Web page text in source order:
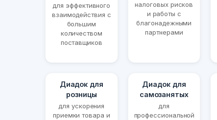
для эффективного
взаимодействия с
большим
количеством
поставщиков
налоговых рисков
и работы с
благонадежными
партнерами
Диадок для
розницы
для ускорения
приемки товара и
Диадок для
самозанятых
для
профессиональной